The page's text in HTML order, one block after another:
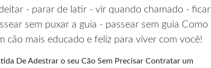
- parar de latir - vir quando chamado - ficar
sem puxar a guia - passear sem guia Como
cão mais educado e feliz para viver com você!
De Adestrar o seu Cão Sem Precisar Contratar um